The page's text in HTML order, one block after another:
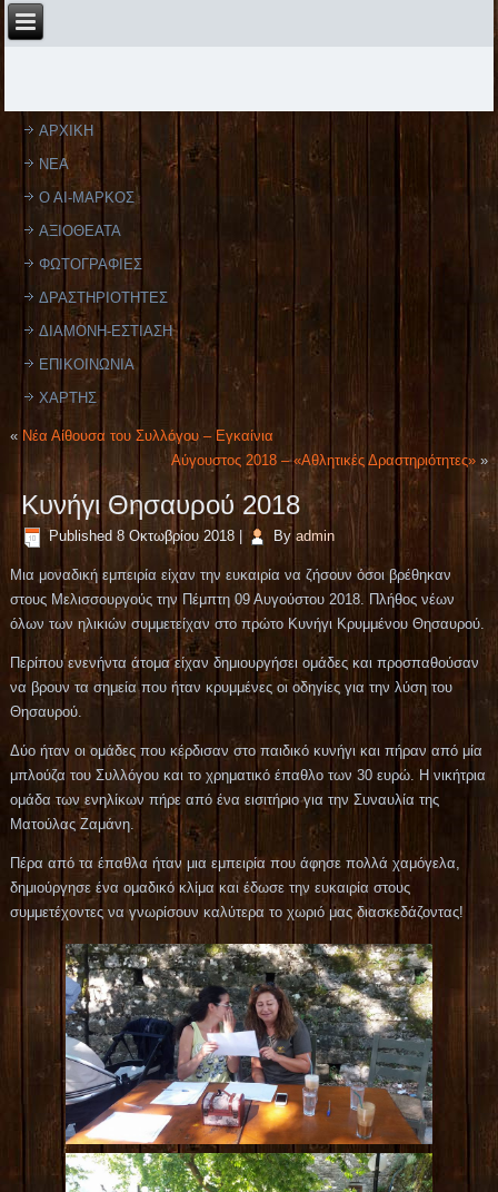
ΑΡΧΙΚΗ
ΝΕΑ
Ο ΑΙ-ΜΑΡΚΟΣ
ΑΞΙΟΘΕΑΤΑ
ΦΩΤΟΓΡΑΦΙΕΣ
ΔΡΑΣΤΗΡΙΟΤΗΤΕΣ
ΔΙΑΜΟΝΗ-ΕΣΤΙΑΣΗ
ΕΠΙΚΟΙΝΩΝΙΑ
ΧΑΡΤΗΣ
« Νέα Αίθουσα του Συλλόγου – Εγκαίνια
Αύγουστος 2018 – «Αθλητικές Δραστηριότητες»»
Κυνήγι Θησαυρού 2018
Published 8 Οκτωβρίου 2018 By admin
Μια μοναδική εμπειρία είχαν την ευκαιρία να ζήσουν όσοι βρέθηκαν
στους Μελισσουργούς την Πέμπτη 09 Αυγούστου 2018. Πλήθος νέων
όλων των ηλικιών συμμετείχαν στο πρώτο Κυνήγι Κρυμμένου Θησαυρού.
Περίπου ενενήντα άτομα είχαν δημιουργήσει ομάδες και προσπαθούσαν
να βρουν τα σημεία που ήταν κρυμμένες οι οδηγίες για την λύση του
Θησαυρού.
Δύο ήταν οι ομάδες που κέρδισαν στο παιδικό κυνήγι και πήραν από μία
μπλούζα του Συλλόγου και το χρηματικό έπαθλο των 30 ευρώ. Η νικήτρια
ομάδα των ενηλίκων πήρε από ένα εισιτήριο για την Συναυλία της
Ματούλας Ζαμάνη.
Πέρα από τα έπαθλα ήταν μια εμπειρία που άφησε πολλά χαμόγελα,
δημιούργησε ένα ομαδικό κλίμα και έδωσε την ευκαιρία στους
συμμετέχοντες να γνωρίσουν καλύτερα το χωριό μας διασκεδάζοντας!